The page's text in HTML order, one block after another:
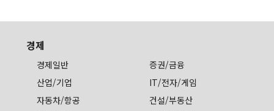
경제
경제일반
증권/금융
산업/기업
IT/전자/게임
자동차/항공
건설/부동산